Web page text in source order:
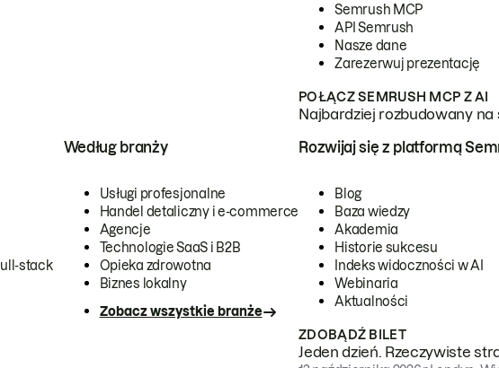
Semrush MCP
API Semrush
Nasze dane
Zarezerwuj prezentację
POŁĄCZ SEMRUSH MCP Z AI
Najbardziej rozbudowany
stack
Według branży
Usługi profesjonalne
Handel detaliczny i e-commerce
Agencje
Technologie SaaS i B2B
Opieka zdrowotna
Biznes lokalny
Zobacz wszystkie branże
Rozwijaj się z platformą
Blog
Baza wiedzy
Akademia
Historie sukcesu
Indeks widoczności w AI
Webinaria
Aktualności
ZDOBĄDŹ BILET
Jeden dzień. Rzeczywiste